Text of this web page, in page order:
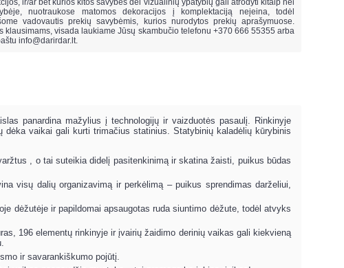
ir/ar bet kurios kitos savybės dėl vizualinių ypatybių gali atrodyti kitaip nei
nuotraukose matomos dekoracijos į komplektaciją neįeina,todėl
vadovautis prekių savybėmis, kurios nurodytos prekių aprašymuose.
klausimams, visada laukiame Jūsų skambučio telefonu +370 666 55355 arba
info@darirdar.lt.
panardina mažylius į technologijų ir vaizduotės pasaulį. Rinkinyje
vaikai gali kurti trimačius statinius. Statybinių kaladėlių kūrybinis
, o tai suteikia didelį pasitenkinimą ir skatina žaisti, puikus būdas
visų dalių organizavimą ir perkėlimą – puikus sprendimas darželiui,
dėžutėje ir papildomai apsaugotas ruda siuntimo dėžute, todėl atvyks
196 elementų rinkinyje ir įvairių žaidimo derinių vaikas gali kiekvieną
ir savarankiškumo pojūtį.